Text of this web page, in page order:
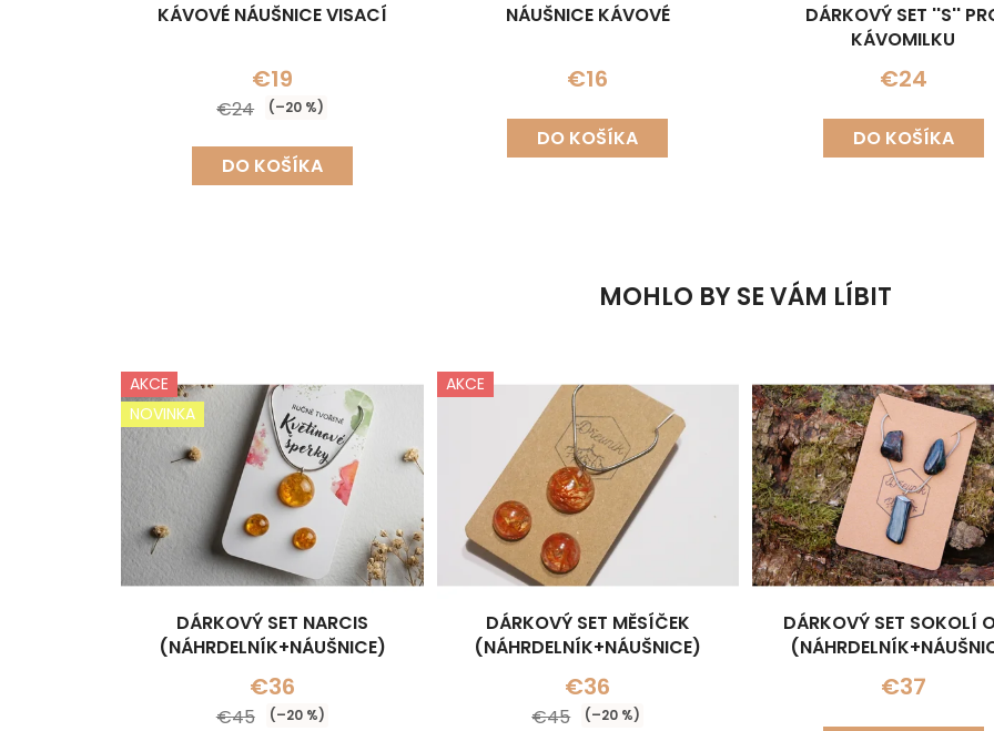
KÁVOVÉ NÁUŠNICE VISACÍ
€19
€24 (–20 %)
DO KOŠÍKA
NÁUŠNICE KÁVOVÉ
€16
DO KOŠÍKA
DÁRKOVÝ SET ''S''
KÁVOMILKU
€24
DO KOŠÍKA
MOHLO BY SE VÁM LÍBIT
AKCE
NOVINKA
DÁRKOVÝ SET NARCIS
(NÁHRDELNÍK+NÁUŠNICE)
€36
€45 (–20 %)
AKCE
DÁRKOVÝ SET MĚSÍČEK
(NÁHRDELNÍK+NÁUŠNICE)
€36
€45 (–20 %)
DÁRKOVÝ SET SOKOLÍ
€37